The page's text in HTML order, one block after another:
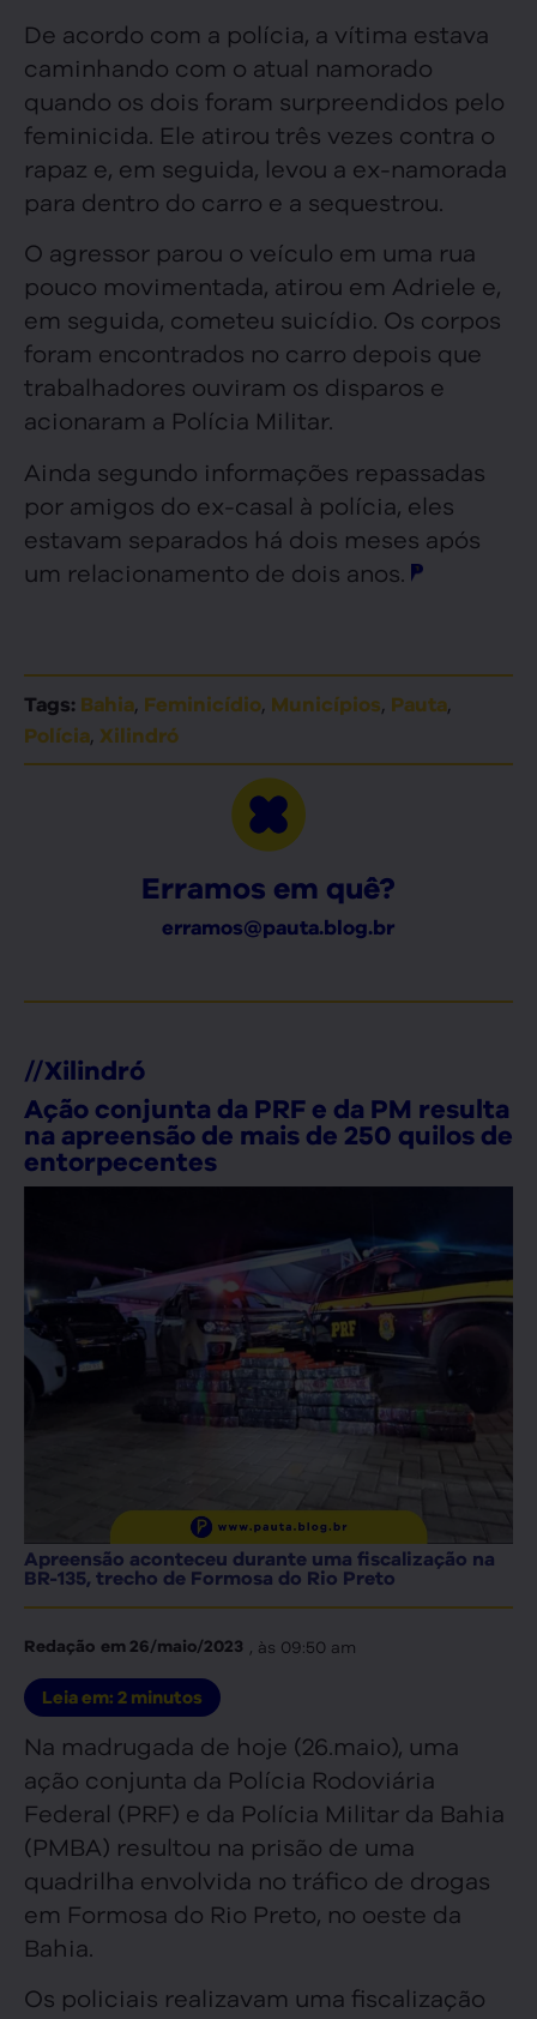
De acordo com a polícia, a vítima estava
caminhando com o atual namorado
quando os dois foram surpreendidos pelo
feminicida. Ele atirou três vezes contra o
rapaz e, em seguida, levou a ex-namorada
para dentro do carro e a sequestrou.
O agressor parou o veículo em uma rua
pouco movimentada, atirou em Adriele e,
em seguida, cometeu suicídio. Os corpos
foram encontrados no carro depois que
trabalhadores ouviram os disparos e
acionaram a Polícia Militar.
Ainda segundo informações repassadas
por amigos do ex-casal à polícia, eles
estavam separados há dois meses após
um relacionamento de dois anos.
Tags: Bahia, Feminicídio, Municípios, Pauta,
Polícia, Xilindró
Erramos em quê?
erramos@pauta.blog.br
//Xilindró
Ação conjunta da PRF e da PM resulta
na apreensão de mais de 250 quilos de
entorpecentes
Apreensão aconteceu durante uma fiscalização na
BR-135, trecho de Formosa do Rio Preto
Redação em 26/maio/2023 , às 09:50 am
Leia em: 2 minutos
Na madrugada de hoje (26.maio), uma
ação conjunta da Polícia Rodoviária
Federal (PRF) e da Polícia Militar da Bahia
(PMBA) resultou na prisão de uma
quadrilha envolvida no tráfico de drogas
em Formosa do Rio Preto, no oeste da
Bahia.
Os policiais realizavam uma fiscalização